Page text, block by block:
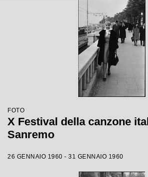
FOTO
X Festival della canzone
Sanremo
26 GENNAIO 1960 - 31 GENNAIO 1960